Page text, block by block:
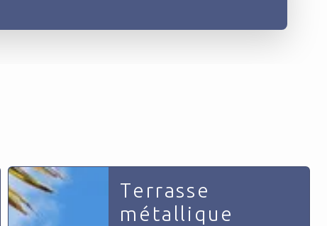
Métallier
Chez Distri Métal, nous sommes